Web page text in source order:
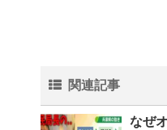
関連記事
なぜ